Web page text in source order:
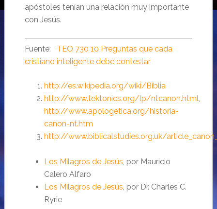
apóstoles tenían una relación muy importante
con Jesús.
Fuente: TEO 730 10 Preguntas que cada
cristiano inteligente debe contestar
http://es.wikipedia.org/wiki/Biblia
http://www.tektonics.org/lp/ntcanon.html,
http://www.apologetica.org/historia-
canon-nt.htm
http://www.biblicalstudies.org.uk/
Los Milagros de Jesús, por Mauricio
Calero Alfaro
Los Milagros de Jesús, por Dr. Charles C.
Ryrie